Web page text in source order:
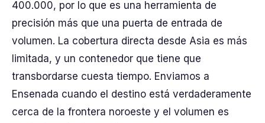
400.000, por lo que es una herramienta de
precisión más que una puerta de entrada de
volumen. La cobertura directa desde Asia es más
limitada, y un contenedor que tiene que
transbordarse cuesta tiempo. Enviamos a
Ensenada cuando el destino está verdaderamente
cerca de la frontera noroeste y el volumen es